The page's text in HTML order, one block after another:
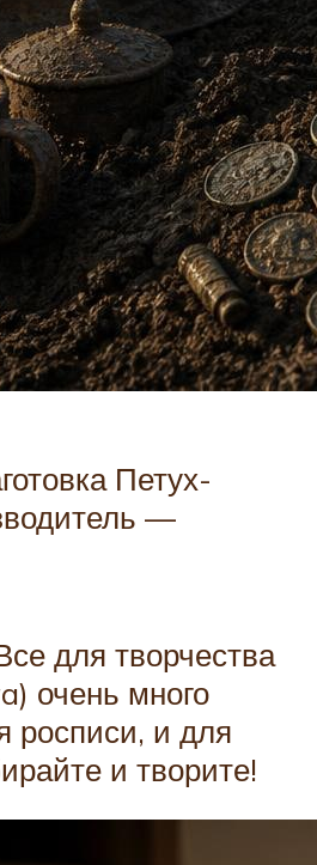
Петух-
—
для творчества
очень много
росписи, и для
и творите!